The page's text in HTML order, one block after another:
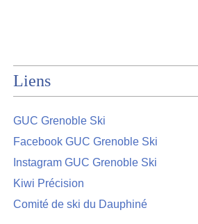
Liens
GUC Grenoble Ski
Facebook GUC Grenoble Ski
Instagram GUC Grenoble Ski
Kiwi Précision
Comité de ski du Dauphiné